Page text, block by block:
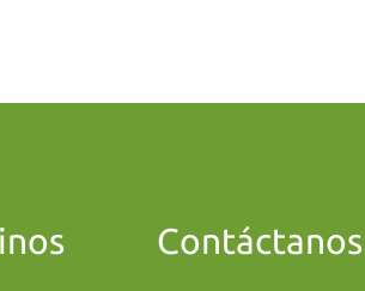
Contáctanos